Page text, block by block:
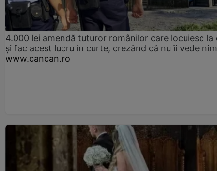
4.000 lei amendă tuturor românilor care locuiesc la
și fac acest lucru în curte, crezând că nu îi vede
www.cancan.ro